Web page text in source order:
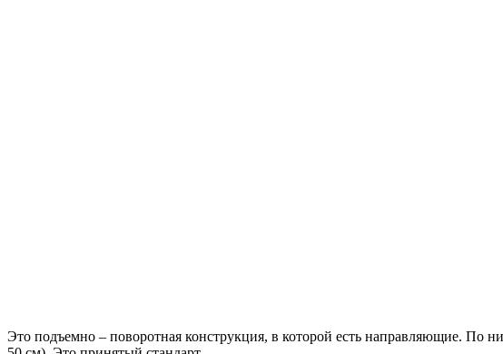
Это подъемно – поворотная конструкция, в которой есть направляющие.